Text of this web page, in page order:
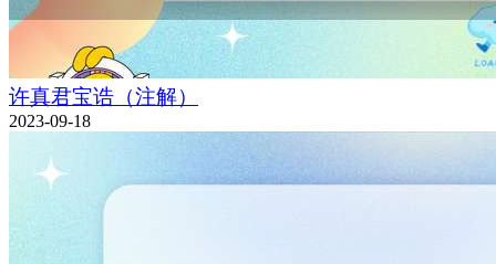
许真君宝诰（注解）
2023-09-18